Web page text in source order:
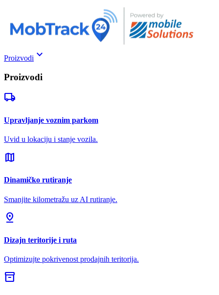
Proizvodi keyboard_arrow_down
Proizvodi
local_shipping
Upravljanje voznim parkom
Uvid u lokaciju i stanje vozila.
map
Dinamičko rutiranje
Smanjite kilometražu uz AI rutiranje.
pin_drop
Dizajn teritorije i ruta
Optimizujte pokrivenost prodajnih teritorija.
inventory_2